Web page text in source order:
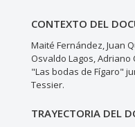
CONTEXTO DEL
Maité Fernández, Juan
Osvaldo Lagos, Adriano
"Las bodas de Fígaro"
Tessier.
TRAYECTORIA DEL